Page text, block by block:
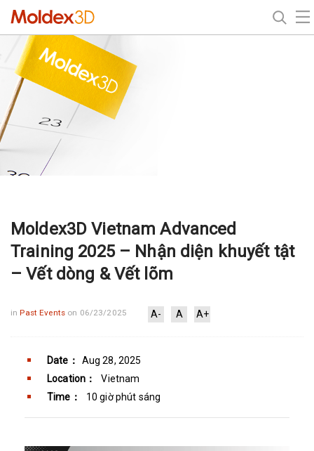
Moldex3D Vietnam Advanced
Training 2025 – Nhận diện khuyết tật
– Vết dòng & Vết lõm
inPast Events on 06/23/2025 A- A A+
Date：
Aug 28, 2025
Location：
Vietnam
Time：
10 giờ phút sáng